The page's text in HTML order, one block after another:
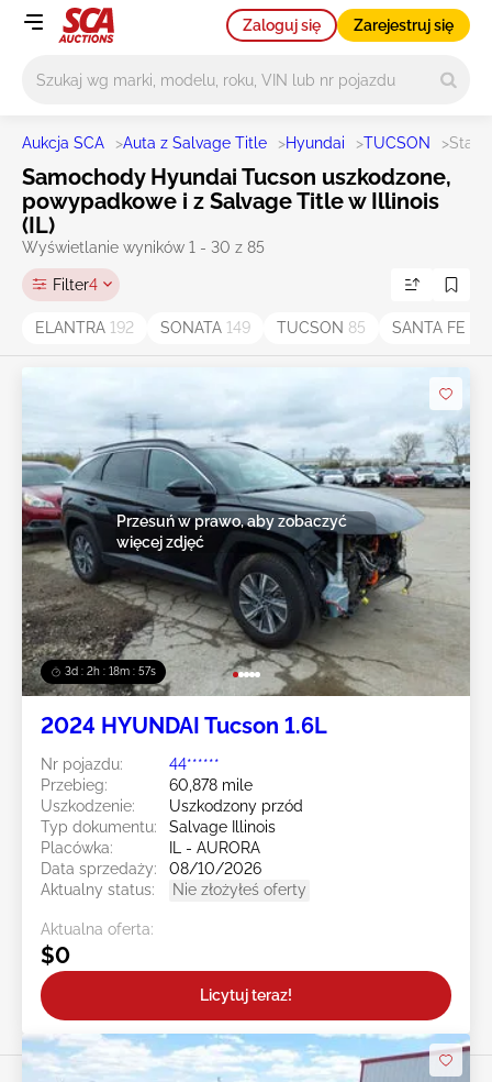
Zaloguj się Zarejestruj się
Aukcja SCA >Auta z Salvage Title >Hyundai >TUCSON >State
Samochody Hyundai Tucson uszkodzone,
powypadkowe i z Salvage Title w Illinois
(IL)
Wyświetlanie wyników 1 - 30 z 85
Filter4
ELANTRA 192 SONATA 149 TUCSON 85 SANTA FE
3d : 2h : 18m : 55s
Przesuń w prawo, aby zobaczyć
więcej zdjęć
2024 HYUNDAI Tucson 1.6L
Nr pojazdu:
44******
Przebieg:
60,878 mile
Uszkodzenie:
Uszkodzony przód
Typ dokumentu:
Salvage Illinois
Placówka:
IL - AURORA
Data sprzedaży:
08/10/2026
Aktualny status:
Nie złożyłeś oferty
Aktualna oferta:
$0
Licytuj teraz!